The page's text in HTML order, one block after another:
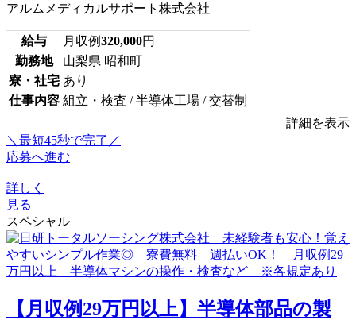
アルムメディカルサポート株式会社
給与 月収例320,000円
勤務地
山梨県 昭和町
寮・社宅 あり
仕事内容 組立・検査 / 半導体工場 / 交替制
詳細を表示
＼最短45秒で完了／
応募へ進む
詳しく
見る
スペシャル
【月収例29万円以上】半導体部品の製